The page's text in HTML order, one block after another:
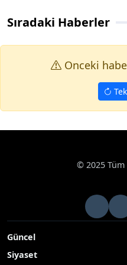
Sıradaki Haberler
Onceki
© 2025 Tüm
Güncel
Siyaset